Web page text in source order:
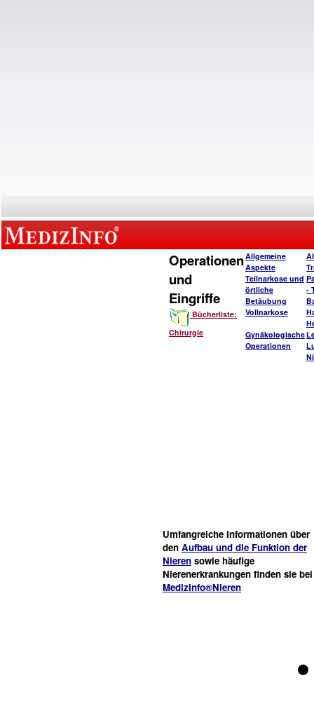
Operationen
und
Eingriffe
Bücherliste:
Chirurgie
Allgemeine
Aspekte
Teilnarkose und
örtliche
Betäubung
Vollnarkose
Gynäkologische
Operationen
-
Umfangreiche Informationen über
den Aufbau und die Funktion der
Nieren sowie häufige
Nierenerkrankungen finden sie bei
MedizInfo®Nieren